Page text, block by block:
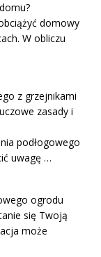
domowy
W obliczu
z grzejnikami
zasady i
podłogowego
uwagę …
ogrodu
się Twoją
może